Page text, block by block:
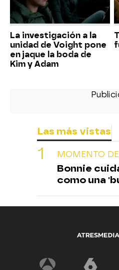
La investigación a la
unidad de Voight pone
en jaque la boda de
Kim y Adam
Las más vistas
MOMENTO
Bonnie
como una